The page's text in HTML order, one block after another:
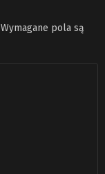
Wymagane pola są